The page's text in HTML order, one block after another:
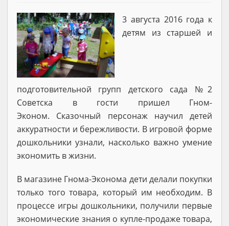
3 августа 2016 года к
детям из старшей и
подготовительной групп детского сада №2
Советска в гости пришел Гном-
Эконом. Сказочный персонаж научил детей
аккуратности и бережливости. В игровой форме
дошкольники узнали, насколько важно умение
экономить в жизни.
В магазине Гнома-Эконома дети делали покупки
только того товара, который им необходим. В
процессе игры дошкольники, получили первые
экономические знания о купле-продаже товара,